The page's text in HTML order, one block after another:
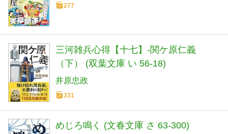
277
三河雑兵心得【十七】-関ケ原仁義
（下） (双葉文庫 い 56-18)
井原忠政
331
めじろ鳴く (文春文庫 さ 63-300)